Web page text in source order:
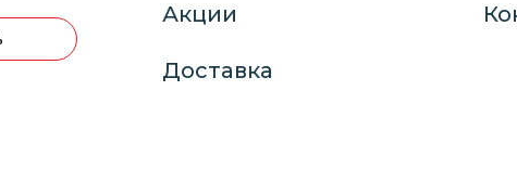
Акции
Доставка